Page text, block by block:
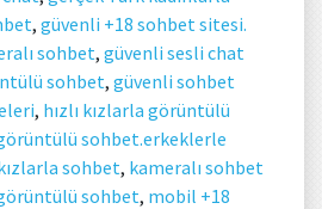
, güvenli +18 sohbet sitesi.
sohbet, güvenli sesli chat
sohbet, güvenli sohbet
, hızlı kızlarla görüntülü
görüntülü sohbet.erkeklerle
sohbet, kameralı sohbet
sohbet, mobil +18